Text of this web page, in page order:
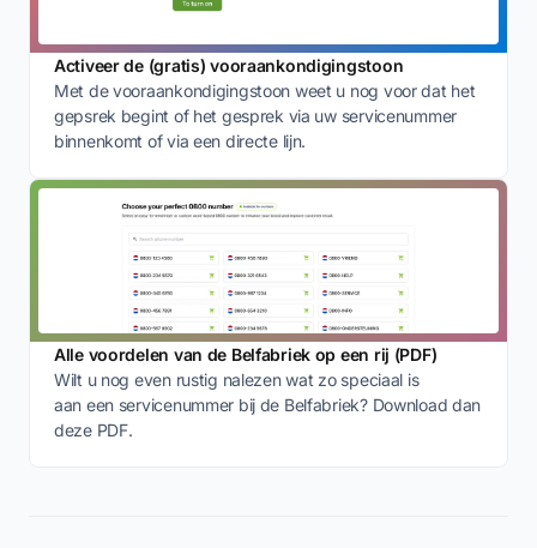
Activeer de (gratis) vooraankondigingstoon
Met de vooraankondigingstoon weet u nog voor dat het
gepsrek begint of het gesprek via uw servicenummer
binnenkomt of via een directe lijn.
Alle voordelen van de Belfabriek op een rij (PDF)
Wilt u nog even rustig nalezen wat zo speciaal is
aan een servicenummer bij de Belfabriek? Download dan
deze PDF.